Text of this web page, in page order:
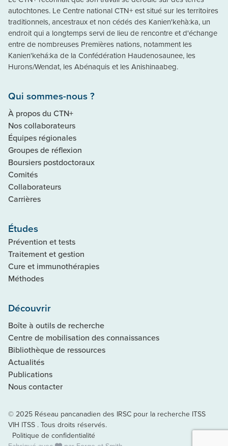
autochtones. Le Centre national CTN+ est situé sur les territoires
traditionnels, ancestraux et non cédés des Kanien'kehà:ka, un
endroit qui a longtemps servi de lieu de rencontre et d'échange
entre de nombreuses Premières nations, notamment les
Kanien'kehá:ka de la Confédération Haudenosaunee, les
Hurons/Wendat, les Abénaquis et les Anishinaabeg.
Qui sommes-nous ?
À propos du CTN+
Nos collaborateurs
Équipes régionales
Groupes de réflexion
Boursiers postdoctoraux
Comités
Collaborateurs
Carrières
Études
Prévention et tests
Traitement et gestion
Cure et immunothérapies
Méthodes
Découvrir
Boîte à outils de recherche
Centre de mobilisation des connaissances
Bibliothèque de ressources
Actualités
Publications
Nous contacter
© 2025 Réseau pancanadien des IRSC pour la recherche ITSS
VIH ITSS . Tous droits réservés.
Politique de confidentialité